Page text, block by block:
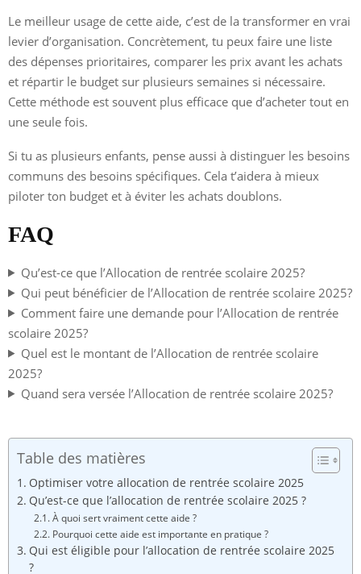
Le meilleur usage de cette aide, c’est de la transformer en vrai
levier d’organisation. Concrètement, tu peux faire une liste
des dépenses prioritaires, comparer les prix avant les achats
et répartir le budget sur plusieurs semaines si nécessaire.
Cette méthode est souvent plus efficace que d’acheter tout en
une seule fois.
Si tu as plusieurs enfants, pense aussi à distinguer les besoins
communs des besoins spécifiques. Cela t’aidera à mieux
piloter ton budget et à éviter les achats doublons.
FAQ
Qu’est-ce que l’Allocation de rentrée scolaire 2025?
Qui peut bénéficier de l’Allocation de rentrée scolaire 2025?
Comment faire une demande pour l’Allocation de rentrée
scolaire 2025?
Quel est le montant de l’Allocation de rentrée scolaire
2025?
Quand sera versée l’Allocation de rentrée scolaire 2025?
Table des matières
Optimiser votre allocation de rentrée scolaire 2025
Qu’est-ce que l’allocation de rentrée scolaire 2025 ?
À quoi sert vraiment cette aide ?
Pourquoi cette aide est importante en pratique ?
Qui est éligible pour l’allocation de rentrée scolaire 2025
?